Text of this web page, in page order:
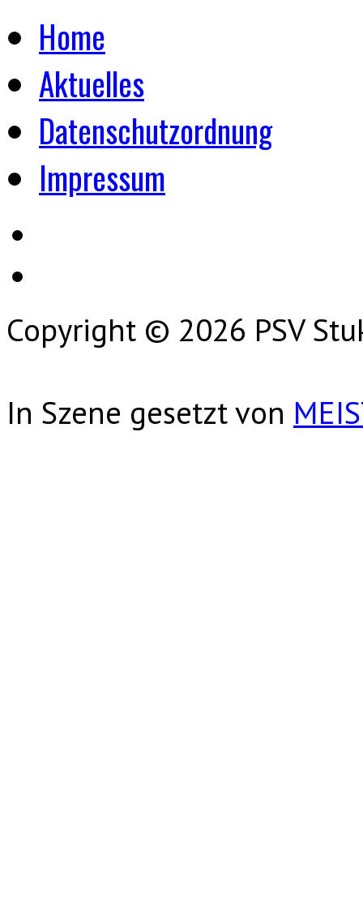
Home
Aktuelles
Datenschutzordnung
Impressum
Copyright © 2026 PSV
In Szene gesetzt von